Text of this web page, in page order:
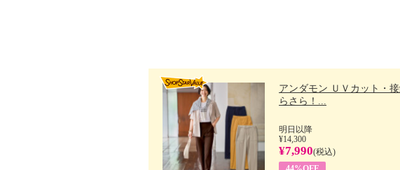
アンダモン ＵＶカット・
らさら！...
明日以降
¥14,300
¥7,990(税込)